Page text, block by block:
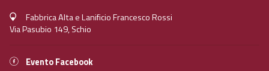
Fabbrica Alta e Lanificio Francesco Rossi
Via Pasubio 149, Schio
Evento Facebook